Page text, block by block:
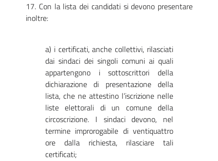
17. Con la lista dei candidati si devono presentare
inoltre:
a) i certificati, anche collettivi, rilasciati
dai sindaci dei singoli comuni ai quali
appartengono i sottoscrittori della
dichiarazione di presentazione della
lista, che ne attestino l’iscrizione nelle
liste elettorali di un comune della
circoscrizione. I sindaci devono, nel
termine improrogabile di ventiquattro
ore dalla richiesta, rilasciare tali
certificati;